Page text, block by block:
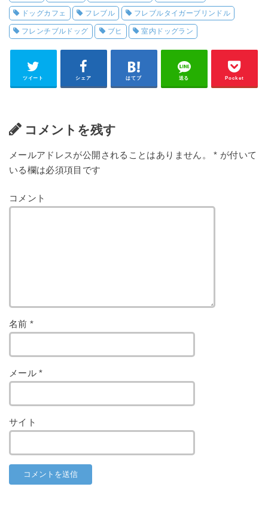
ドッグカフェ フレブル フレブルタイガーブリンドル
フレンチブルドッグ ブヒ 室内ドッグラン
ツイート シェア はてブ 送る Pocket
コメントを残す
メールアドレスが公開されることはありません。 * が付いて
いる欄は必須項目です
コメント
名前 *
メール*
サイト